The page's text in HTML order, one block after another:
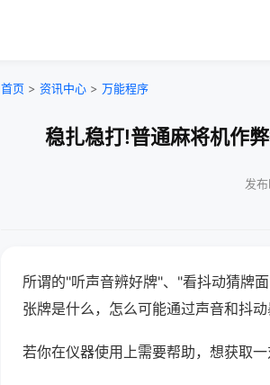
首页 > 资讯中心 > 万能程序
稳扎稳打!普通麻将机作
发
所谓的"听声音辨好牌"、"看抖动猜牌
张牌是什么，怎么可能通过声音和抖
若你在仪器使用上需要帮助，想获取